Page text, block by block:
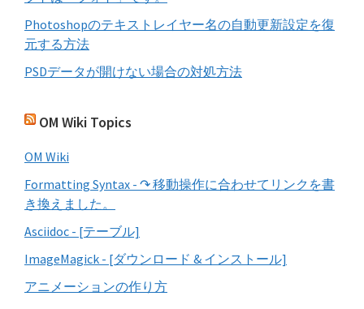
Photoshopのテキストレイヤー名の自動更新設定を復
元する方法
PSDデータが開けない場合の対処方法
OM Wiki Topics
OM Wiki
Formatting Syntax - ↷ 移動操作に合わせてリンクを書
き換えました。
Asciidoc - [テーブル]
ImageMagick - [ダウンロード & インストール]
アニメーションの作り方